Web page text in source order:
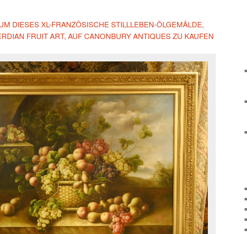
DIESES XL-FRANZÖSISCHE STILLLEBEN-ÖLGEMÄLDE,
FRUIT ART, AUF CANONBURY ANTIQUES ZU KAUFEN